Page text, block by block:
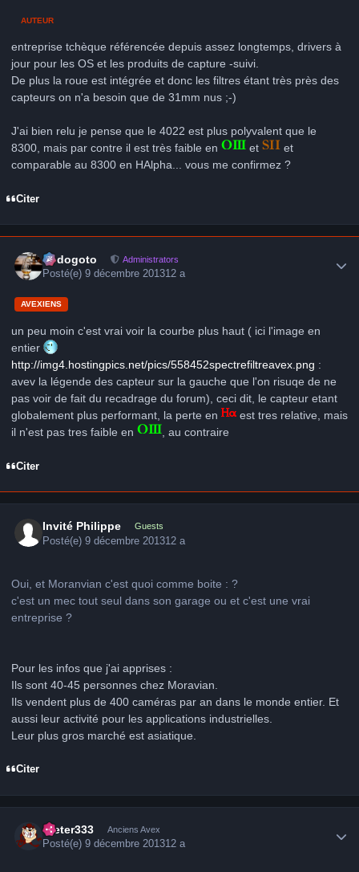
AUTEUR
entreprise tchèque référencée depuis assez longtemps, drivers à
jour pour les OS et les produits de capture -suivi.
De plus la roue est intégrée et donc les filtres étant très près des
capteurs on n'a besoin que de 31mm nus ;-)
J'ai bien relu je pense que le 4022 est plus polyvalent que le
8300, mais par contre il est très faible en
et
et
comparable au 8300 en HAlpha... vous me confirmez ?
Citer
frédogoto Administrators
Posté(e)9 décembre 201312 a
AVEXIENS
un peu moin c'est vrai voir la courbe plus haut ( ici l'image en
entier
http://img4.hostingpics.net/pics/558452spectrefiltreavex.png :
avev la légende des capteur sur la gauche que l'on risuqe de ne
pas voir de fait du recadrage du forum), ceci dit, le capteur etant
globalement plus performant, la perte en
est tres relative, mais
il n'est pas tres faible en
, au contraire
Citer
Invité Philippe Guests
Posté(e)9 décembre 201312 a
Oui, et Moranvian c'est quoi comme boite : ?
c'est un mec tout seul dans son garage ou et c'est une vrai
entreprise ?
Pour les infos que j'ai apprises :
Ils sont 40-45 personnes chez Moravian.
Ils vendent plus de 400 caméras par an dans le monde entier. Et
aussi leur activité pour les applications industrielles.
Leur plus gros marché est asiatique.
Citer
Dieter333 Anciens Avex
Posté(e)9 décembre 201312 a